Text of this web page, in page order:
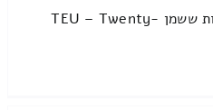
נפח של מכולה נמדד ביחידות ששמן TEU – Twenty-